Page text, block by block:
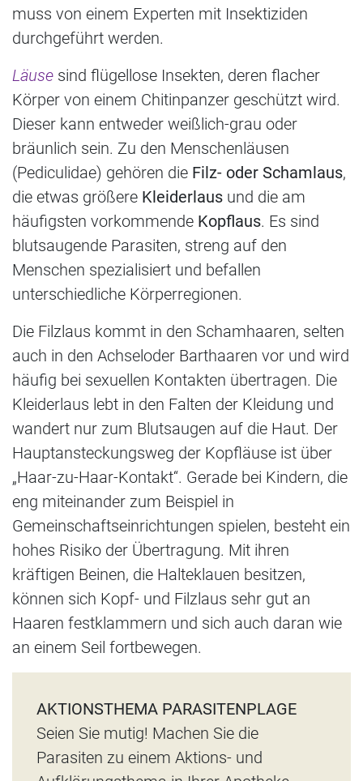
muss von einem Experten mit Insektiziden
durchgeführt werden.
Läuse sind flügellose Insekten, deren flacher
Körper von einem Chitinpanzer geschützt wird.
Dieser kann entweder weißlich-grau oder
bräunlich sein. Zu den Menschenläusen
(Pediculidae) gehören die Filz- oder Schamlaus,
die etwas größere Kleiderlaus und die am
häufigsten vorkommende Kopflaus. Es sind
blutsaugende Parasiten, streng auf den
Menschen spezialisiert und befallen
unterschiedliche Körperregionen.
Die Filzlaus kommt in den Schamhaaren, selten
auch in den Achseloder Barthaaren vor und wird
häufig bei sexuellen Kontakten übertragen. Die
Kleiderlaus lebt in den Falten der Kleidung und
wandert nur zum Blutsaugen auf die Haut. Der
Hauptansteckungsweg der Kopfläuse ist über
„Haar-zu-Haar-Kontakt“. Gerade bei Kindern, die
eng miteinander zum Beispiel in
Gemeinschaftseinrichtungen spielen, besteht ein
hohes Risiko der Übertragung. Mit ihren
kräftigen Beinen, die Halteklauen besitzen,
können sich Kopf- und Filzlaus sehr gut an
Haaren festklammern und sich auch daran wie
an einem Seil fortbewegen.
AKTIONSTHEMA PARASITENPLAGE
Seien Sie mutig! Machen Sie die
Parasiten zu einem Aktions- und